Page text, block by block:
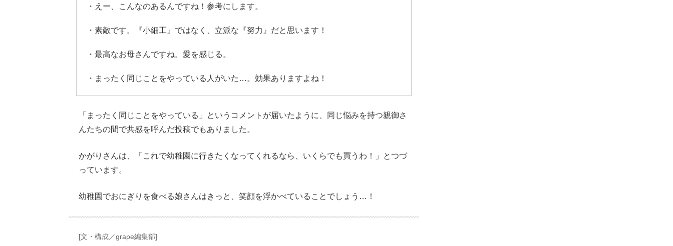
・えー、こんなのあるんですね！参考にします。
・素敵です。『小細工』ではなく、立派な『努力』だと思います！
・最高なお母さんですね。愛を感じる。
・まったく同じことをやっている人がいた…。効果ありますよね！
「まったく同じことをやっている」というコメントが届いたように、同じ悩みを持つ親御さ
んたちの間で共感を呼んだ投稿でもありました。
かがりさんは、「これで幼稚園に行きたくなってくれるなら、いくらでも買うわ！」とつづ
っています。
幼稚園でおにぎりを食べる娘さんはきっと、笑顔を浮かべていることでしょう…！
[文・構成／grape編集部]